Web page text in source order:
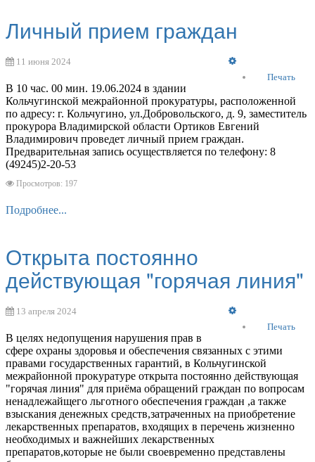
Личный прием граждан
Печать
11 июня 2024
В 10 час. 00 мин. 19.06.2024 в здании
Кольчугинской межрайонной прокуратуры, расположенной
по адресу: г. Кольчугино, ул.Добровольского, д. 9, заместитель
прокурора Владимирской области Ортиков Евгений
Владимирович проведет личный прием граждан.
Предварительная запись осуществляется по телефону: 8
(49245)2-20-53
Просмотров: 197
Подробнее...
Открыта постоянно
действующая "горячая линия"
Печать
13 апреля 2024
В целях недопущения нарушения прав в
сфере охраны здоровья и обеспечения связанных с этими
правами государственных гарантий, в Кольчугинской
межрайонной прокуратуре открыта постоянно действующая
"горячая линия" для приёма обращений граждан по вопросам
ненадлежайщего льготного обеспечения граждан ,а также
взыскания денежных средств,затраченных на приобретение
лекарственных препаратов, входящих в перечень жизненно
необходимых и важнейших лекарственных
препаратов,которые не были своевременно представлены